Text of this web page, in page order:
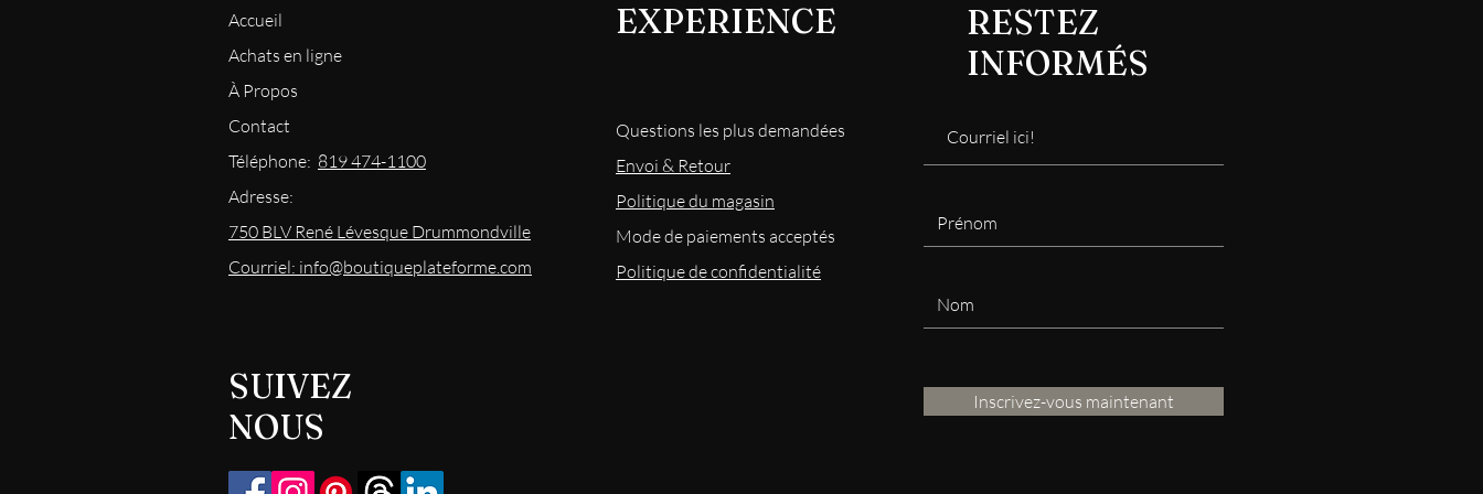
Accueil
Achats en ligne
À Propos
Contact
Téléphone: 819 474-1100
Adresse:
750 BLV René Lévesque Drummondville
Courriel: info@boutiqueplateforme.com
SUIVEZ
NOUS
EXPERIENCE
RESTEZ
INFORMÉS
Questions les plus demandées
Envoi & Retour
Politique du magasin
Modede paiements acceptés
Politique de confidentialité
Inscrivez-vous maintenant